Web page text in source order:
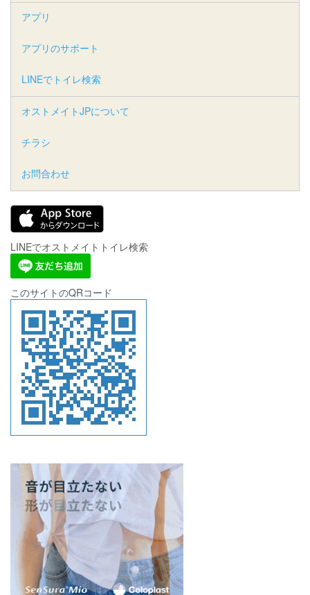
アプリ
アプリのサポート
LINEでトイレ検索
オストメイトJPについて
チラシ
お問合わせ
LINEでオストメイトトイレ検索
このサイトのQRコード